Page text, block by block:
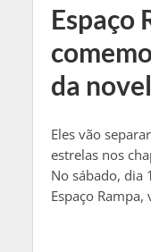
Espaço
da
Eles vão
estrelas nos
No sábado, dia
Espaço Rampa,